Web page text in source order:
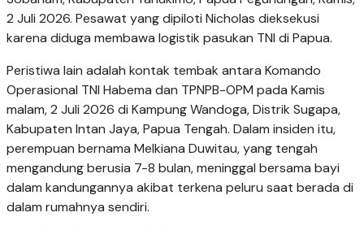
2 Juli 2026. Pesawat yang dipiloti Nicholas dieksekusi
karena diduga membawa logistik pasukan TNI di Papua.
Peristiwa lain adalah kontak tembak antara Komando
Operasional TNI Habema dan TPNPB-OPM pada Kamis
malam, 2 Juli 2026 di Kampung Wandoga, Distrik Sugapa,
Kabupaten Intan Jaya, Papua Tengah. Dalam insiden itu,
perempuan bernama Melkiana Duwitau, yang tengah
mengandung berusia 7-8 bulan, meninggal bersama bayi
dalam kandungannya akibat terkena peluru saat berada di
dalam rumahnya sendiri.